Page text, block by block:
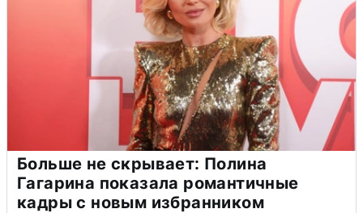
Больше не скрывает: Полина
Гагарина показала романтичные
кадры с новым избранником